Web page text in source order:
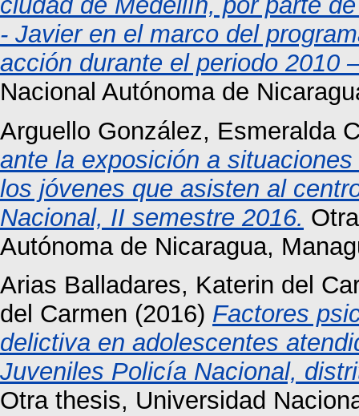
- Javier en el marco del
acción durante el periodo 2010
Nacional Autónoma de
Arguello González, Esmeralda
ante la exposición a
los jóvenes que asisten al
Nacional, II semestre 2016.
Autónoma de Nicaragua,
Arias Balladares, Katerin del
del Carmen (2016) Factores
delictiva en adolescentes
Juveniles Policía Nacional,
Otra thesis, Universidad